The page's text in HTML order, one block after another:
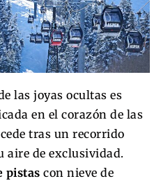
las joyas ocultas es
en el corazón de las
tras un recorrido
aire de exclusividad.
pistas con nieve de